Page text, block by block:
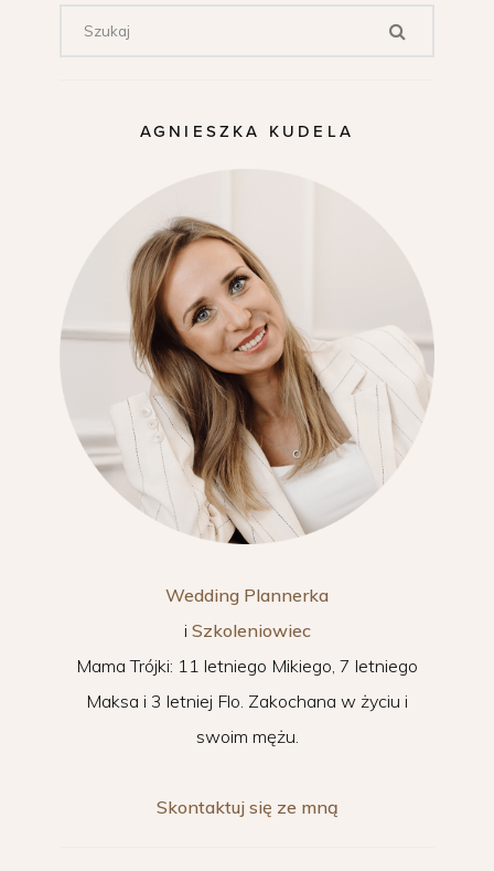
AGNIESZKA KUDELA
Wedding Plannerka
i Szkoleniowiec
Mama Trójki: 11 letniego Mikiego, 7 letniego
Maksa i 3 letniej Flo. Zakochana w życiu i
swoim mężu.
Skontaktuj się ze mną